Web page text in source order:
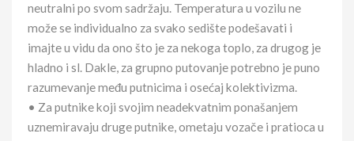
neutralni po svom sadržaju. Temperatura u vozilu ne
može se individualno za svako sedište podešavati i
imajte u vidu da ono što je za nekoga toplo, za drugog je
hladno i sl. Dakle, za grupno putovanje potrebno je puno
razumevanje među putnicima i osećaj kolektivizma.
• Za putnike koji svojim neadekvatnim ponašanjem
uznemiravaju druge putnike, ometaju vozače i pratioca u